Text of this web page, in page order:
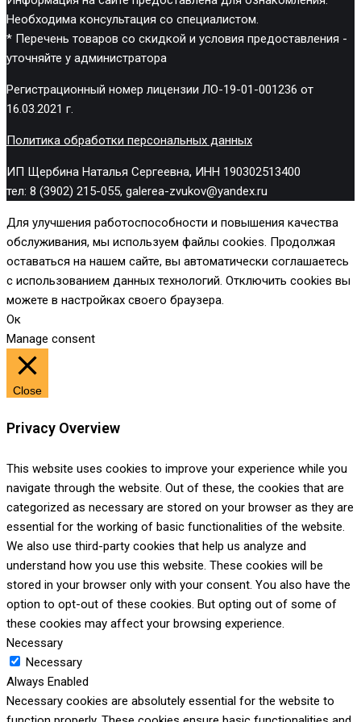
Необходима консультация со специалистом.
* Перечень товаров со скидкой и условия предоставления -
уточняйте у администратора
Регистрационный номер лицензии ЛО-19-01-001236 от
16.03.2021 г.
Политика обработки персональных данных
ИП Щербина Наталья Сергеевна, ИНН 190302513400
тел: 8 (3902) 215-055, galerea-zvukov@yandex.ru
Для улучшения работоспособности и повышения качества
обслуживания, мы используем файлы cookies. Продолжая
оставаться на нашем сайте, вы автоматически соглашаетесь
с использованием данных технологий. Отключить cookies вы
можете в настройках своего браузера.
Ок
Manage consent
Close
Privacy Overview
This website uses cookies to improve your experience while you
navigate through the website. Out of these, the cookies that are
categorized as necessary are stored on your browser as they are
essential for the working of basic functionalities of the website.
We also use third-party cookies that help us analyze and
understand how you use this website. These cookies will be
stored in your browser only with your consent. You also have the
option to opt-out of these cookies. But opting out of some of
these cookies may affect your browsing experience.
Necessary
Necessary
Always Enabled
Necessary cookies are absolutely essential for the website to